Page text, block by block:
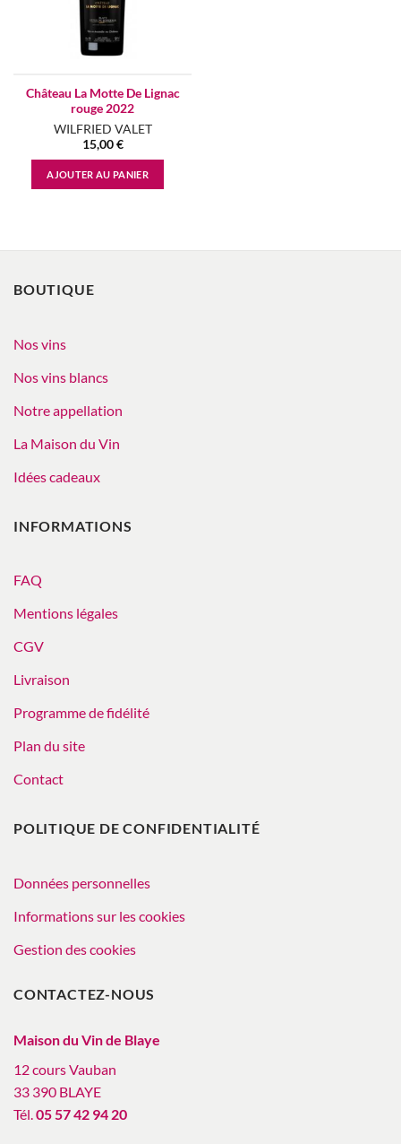
Château La Motte De Lignac
rouge 2022
WILFRIED VALET
15,00€
AJOUTER AU PANIER
BOUTIQUE
Nos vins
Nos vins blancs
Notre appellation
La Maison du Vin
Idées cadeaux
INFORMATIONS
FAQ
Mentions légales
CGV
Livraison
Programme de fidélité
Plan du site
Contact
POLITIQUE DE CONFIDENTIALITÉ
Données personnelles
Informations sur les cookies
Gestion des cookies
CONTACTEZ-NOUS
Maison du Vin de Blaye
12 cours Vauban
33 390 BLAYE
Tél. 05 57 42 94 20